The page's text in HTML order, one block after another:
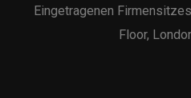
Eingetragenen
Floor,